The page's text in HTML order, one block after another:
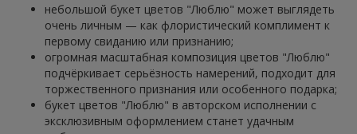
небольшой букет цветов "Люблю" может выглядеть
очень личным — как флористический комплимент к
первому свиданию или признанию;
огромная масштабная композиция цветов "Люблю"
подчёркивает серьёзность намерений, подходит для
торжественного признания или особенного подарка;
букет цветов "Люблю" в авторском исполнении с
эксклюзивным оформлением станет удачным